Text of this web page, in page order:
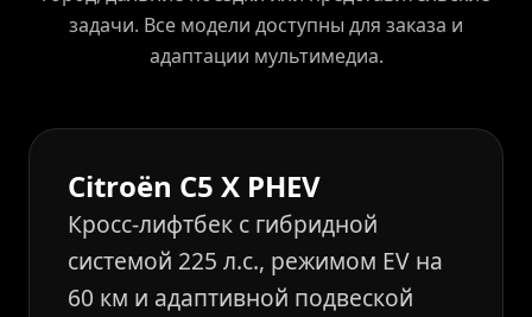
задачи. Все модели доступны для заказа и
адаптации мультимедиа.
Citroën C5 X PHEV
Кросс-лифтбек с гибридной
системой 225 л.с., режимом EV на
60 км и адаптивной подвеской